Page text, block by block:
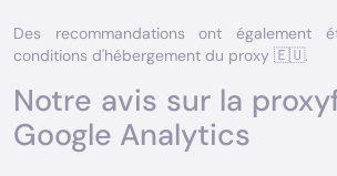
Des recommandations ont également
conditions d'hébergement du proxy 🇪🇺.
Notre avis sur la
Google Analytics